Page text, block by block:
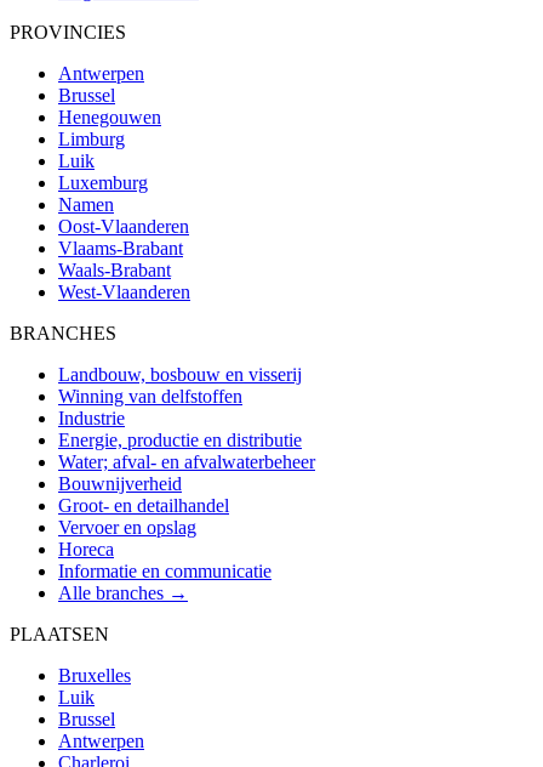
PROVINCIES
Antwerpen
Brussel
Henegouwen
Limburg
Luik
Luxemburg
Namen
Oost-Vlaanderen
Vlaams-Brabant
Waals-Brabant
West-Vlaanderen
BRANCHES
Landbouw, bosbouw en visserij
Winning van delfstoffen
Industrie
Energie, productie en distributie
Water; afval- en afvalwaterbeheer
Bouwnijverheid
Groot- en detailhandel
Vervoer en opslag
Horeca
Informatie en communicatie
Alle branches →
PLAATSEN
Bruxelles
Luik
Brussel
Antwerpen
Charleroi